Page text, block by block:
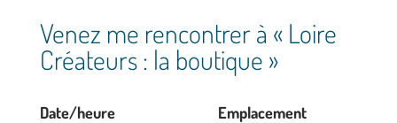
Venez me rencontrer à « Loire
Créateurs : la boutique »
Date/heure
Emplacement